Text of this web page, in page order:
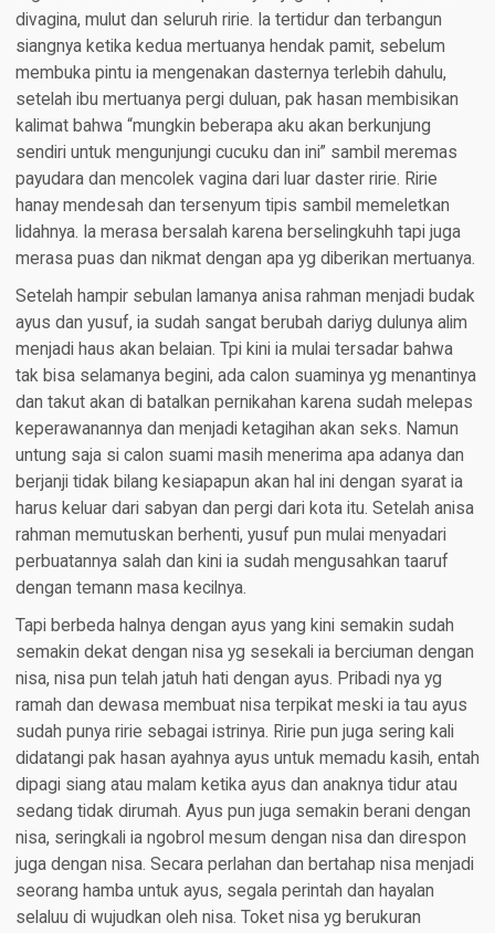
divagina, mulut dan seluruh ririe. Ia tertidur dan terbangun
siangnya ketika kedua mertuanya hendak pamit, sebelum
membuka pintu ia mengenakan dasternya terlebih dahulu,
setelah ibu mertuanya pergi duluan, pak hasan membisikan
kalimat bahwa “mungkin beberapa aku akan berkunjung
sendiri untuk mengunjungi cucuku dan ini” sambil meremas
payudara dan mencolek vagina dari luar daster ririe. Ririe
hanay mendesah dan tersenyum tipis sambil memeletkan
lidahnya. Ia merasa bersalah karena berselingkuhh tapi juga
merasa puas dan nikmat dengan apa yg diberikan mertuanya.
Setelah hampir sebulan lamanya anisa rahman menjadi budak
ayus dan yusuf, ia sudah sangat berubah dariyg dulunya alim
menjadi haus akan belaian. Tpi kini ia mulai tersadar bahwa
tak bisa selamanya begini, ada calon suaminya yg menantinya
dan takut akan di batalkan pernikahan karena sudah melepas
keperawanannya dan menjadi ketagihan akan seks. Namun
untung saja si calon suami masih menerima apa adanya dan
berjanji tidak bilang kesiapapun akan hal ini dengan syarat ia
harus keluar dari sabyan dan pergi dari kota itu. Setelah anisa
rahman memutuskan berhenti, yusuf pun mulai menyadari
perbuatannya salah dan kini ia sudah mengusahkan taaruf
dengan temann masa kecilnya.
Tapi berbeda halnya dengan ayus yang kini semakin sudah
semakin dekat dengan nisa yg sesekali ia berciuman dengan
nisa, nisa pun telah jatuh hati dengan ayus. Pribadi nya yg
ramah dan dewasa membuat nisa terpikat meski ia tau ayus
sudah punya ririe sebagai istrinya. Ririe pun juga sering kali
didatangi pak hasan ayahnya ayus untuk memadu kasih, entah
dipagi siang atau malam ketika ayus dan anaknya tidur atau
sedang tidak dirumah. Ayus pun juga semakin berani dengan
nisa, seringkali ia ngobrol mesum dengan nisa dan direspon
juga dengan nisa. Secara perlahan dan bertahap nisa menjadi
seorang hamba untuk ayus, segala perintah dan hayalan
selaluu di wujudkan oleh nisa. Toket nisa yg berukuran